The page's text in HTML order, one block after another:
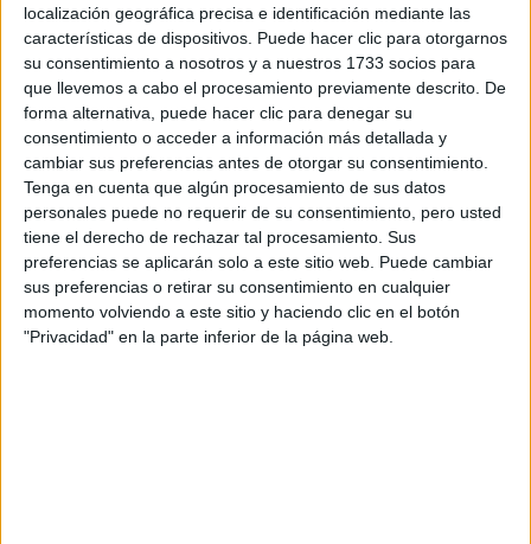
localización geográfica precisa e identificación mediante las
características de dispositivos. Puede hacer clic para otorgarnos
su consentimiento a nosotros y a nuestros 1733 socios para
que llevemos a cabo el procesamiento previamente descrito. De
forma alternativa, puede hacer clic para denegar su
consentimiento o acceder a información más detallada y
cambiar sus preferencias antes de otorgar su consentimiento.
Tenga en cuenta que algún procesamiento de sus datos
personales puede no requerir de su consentimiento, pero usted
tiene el derecho de rechazar tal procesamiento. Sus
preferencias se aplicarán solo a este sitio web. Puede cambiar
sus preferencias o retirar su consentimiento en cualquier
momento volviendo a este sitio y haciendo clic en el botón
"Privacidad" en la parte inferior de la página web.
Chica
¿En qué año terminas (o terminaste) bachillerato o FP?
Soy estudiante de:*
Términos y Condiciones de Uso
Aceptolos Términos y Condicionesde uso*